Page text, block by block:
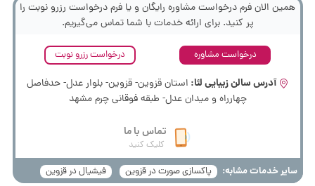
همین الان فرم درخواست مشاوره رایگان و یا فرم درخواست رزرو نوبت را
پر کنید. برای ارائه خدمات با شما تماس می‌گیریم.
درخواست مشاوره درخواست رزرو نوبت
آدرس سالن زیبایی لئا: استان قزوین- قزوین- بلوار عدل- حدفاصل
چهارراه و میدان عدل- طبقه فوقانی چرم مشهد
تماس با ما
کلیک کنید
سایر خدمات مشابه: پاکسازی صورت در قزوین فیشیال در قزوین